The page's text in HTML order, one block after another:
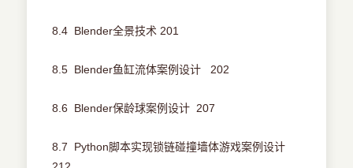
8.4 Blender全景技术 201
8.5 Blender鱼缸流体案例设计 202
8.6 Blender保龄球案例设计 207
8.7 Python脚本实现锁链碰撞墙体游戏案例设计